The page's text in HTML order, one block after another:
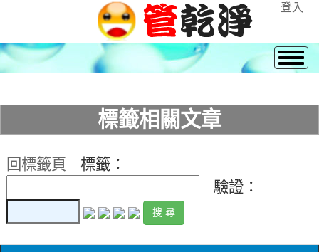
登入
標籤相關文章
回標籤頁
標籤：
驗證：